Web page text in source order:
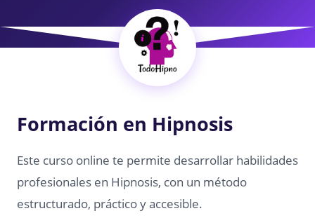
Formación en Hipnosis
Este curso online te permite desarrollar habilidades
profesionales en Hipnosis, con un método
estructurado, práctico y accesible.